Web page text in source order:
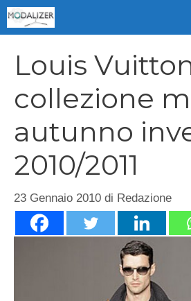
Vai
al
Louis
collezione
autunno
2010/2011
23 Gennaio 2010 di Redazione